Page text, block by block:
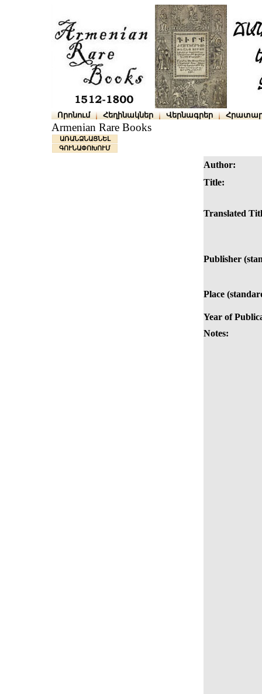
Որոնում Հեղինակներ Վերնագրեր
Armenian Rare Books
ԱՌԱՆՁՆԱՑՆԵԼ
ԳՈՒՆԱՓՈԽՈՒՄ
Author:
Title:
Translated
Publisher
Place
Year of
Notes: